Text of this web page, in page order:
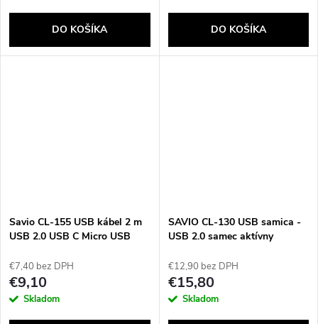
DO KOŠÍKA DO KOŠÍKA
Savio CL-155 USB kábel 2 m
USB 2.0 USB C Micro USB
€7,40 bez DPH
€9,10
Skladom
SAVIO CL-130 USB samica -
USB 2.0 samec aktívny
€12,90 bez DPH
€15,80
Skladom